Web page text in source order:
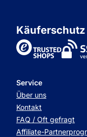
Käuferschutz
Service
Über uns
Kontakt
FAQ / Oft gefragt
Affiliate-